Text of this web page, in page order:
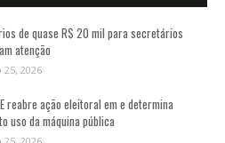
de quase R$ 20 mil para secretários
atenção
2026
reabre ação eleitoral em e determina
uso da máquina pública